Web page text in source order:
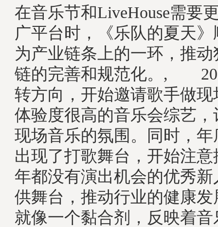
在音乐节和LiveHouse需要
广平台时，《乐队的夏天
为产业链条上的一环，推
链的完善和规范化。,
转方向，开始邀请歌手做
体验度很高的音乐会综艺
现场音乐的氛围。同时，
出现了打歌舞台，开始注
年都没有演出机会的优秀
供舞台，推动行业的健康
就像一个黏合剂，反映着